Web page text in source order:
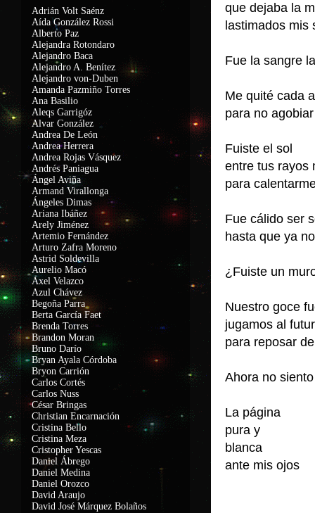
que dejaba la
lastimados
Fue la sangre
Me quité cada
para no
Fuiste el sol
entre tus rayos
para
Fue cálido ser
hasta que ya
¿Fuiste un
Nuestro goce
jugamos al
para reposar
Ahora no
La página
pura y
blanca
ante mis ojos
Adrián Volt Saénz
Aída González Rossi
Alberto Paz
Alejandra Rotondaro
Alejandro Baca
Alejandro A. Benítez
Alejandro von-Duben
Amanda Pazmiño Torres
Ana Basilio
Aleqs Garrigóz
Alvar González
Andrea De León
Andrea Herrera
Andrea Rojas Vásquez
Andrés Paniagua
Ángel Aviña
Armand Virallonga
Ángeles Dimas
Ariana Ibáñez
Arely Jiménez
Artemio Fernández
Arturo Zafra Moreno
Astrid Soldevilla
Aurelio Macó
Axel Velazco
Azul Chávez
Begoña Parra
Berta García Faet
Brenda Torres
Brandon Moran
Bruno Darío
Bryan Ayala Córdoba
Bryon Carrión
Carlos Cortés
Carlos Nuss
César Bringas
Christian Encarnación
Cristina Bello
Cristina Meza
Cristopher Yescas
Daniel Ábrego
Daniel Medina
Daniel Orozco
David Araujo
David José Márquez Bolaños